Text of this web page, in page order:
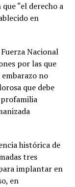
“el derecho a
en
Nacional
por las que
embarazo no
que debe
histórica de
tres
implantar en
en